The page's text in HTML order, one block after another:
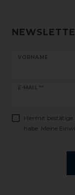
VORNAME
E-MAIL **
Newsletter
Hiermit bestätige
habe. Meine